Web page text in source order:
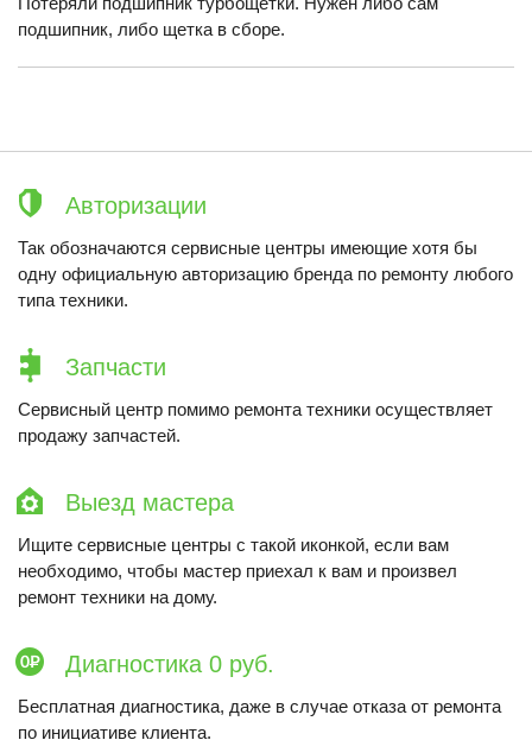
подшипник, либо щетка в сборе.
Авторизации
Так обозначаются сервисные центры имеющие хотя бы
одну официальную авторизацию бренда по ремонту любого
типа техники.
Запчасти
Сервисный центр помимо ремонта техники осуществляет
продажу запчастей.
Выезд мастера
Ищите сервисные центры с такой иконкой, если вам
необходимо, чтобы мастер приехал к вам и произвел
ремонт техники на дому.
Диагностика 0 руб.
Бесплатная диагностика, даже в случае отказа от ремонта
по инициативе клиента.